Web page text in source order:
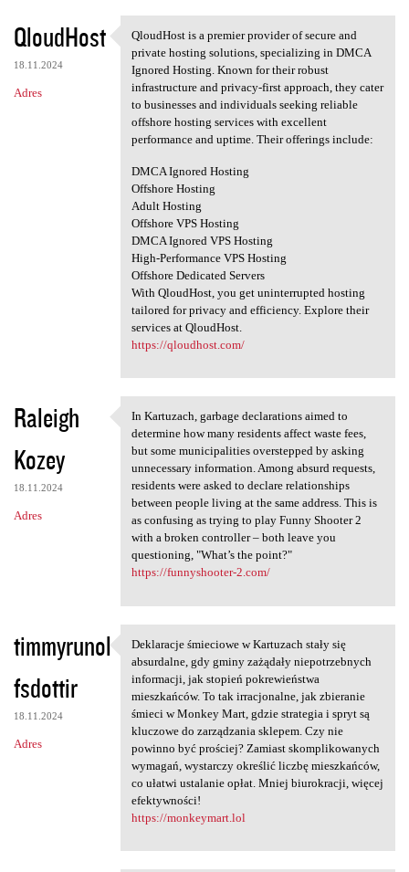
QloudHost
18.11.2024
Adres
QloudHost is a premier
QloudHost is a premier provider of secure and
private hosting solutions, specializing in DMCA
Ignored Hosting. Known for their robust
infrastructure and privacy-first approach, they cater
to businesses and individuals seeking reliable
offshore hosting services with excellent
performance and uptime. Their offerings include:
DMCA Ignored Hosting
Offshore Hosting
Adult Hosting
Offshore VPS Hosting
DMCA Ignored VPS Hosting
High-Performance VPS Hosting
Offshore Dedicated Servers
With QloudHost, you get uninterrupted hosting
tailored for privacy and efficiency. Explore their
services at QloudHost.
https://qloudhost.com/
Raleigh
Kozey
18.11.2024
Adres
In Kartuzach, garbage
In Kartuzach, garbage declarations aimed to
determine how many residents affect waste fees,
but some municipalities overstepped by asking
unnecessary information. Among absurd requests,
residents were asked to declare relationships
between people living at the same address. This is
as confusing as trying to play Funny Shooter 2
with a broken controller – both leave you
questioning, "What’s the point?"
https://funnyshooter-2.com/
timmyrunol
fsdottir
18.11.2024
Adres
Deklaracje śmieciowe w
Deklaracje śmieciowe w Kartuzach stały się
absurdalne, gdy gminy zażądały niepotrzebnych
informacji, jak stopień pokrewieństwa
mieszkańców. To tak irracjonalne, jak zbieranie
śmieci w Monkey Mart, gdzie strategia i spryt są
kluczowe do zarządzania sklepem. Czy nie
powinno być prościej? Zamiast skomplikowanych
wymagań, wystarczy określić liczbę mieszkańców,
co ułatwi ustalanie opłat. Mniej biurokracji, więcej
efektywności!
https://monkeymart.lol